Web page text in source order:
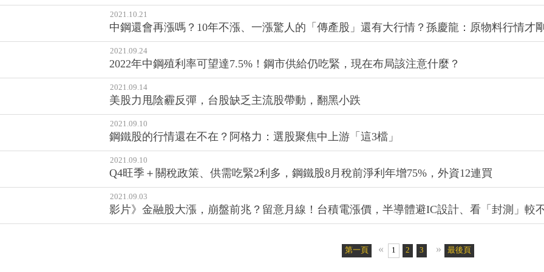
2021.10.21
中鋼還會再漲嗎？10年不漲、一漲驚人的「傳產股」還有大行情？孫慶龍：原物料行情才
2021.09.24
2022年中鋼殖利率可望達7.5%！鋼市供給仍吃緊，現在布局該注意什麼？
2021.09.14
美股力甩陰霾反彈，台股缺乏主流股帶動，翻黑小跌
2021.09.10
鋼鐵股的行情還在不在？阿格力：選股聚焦中上游「這3檔」
2021.09.10
Q4旺季＋關稅政策、供需吃緊2利多，鋼鐵股8月稅前淨利年增75%，外資12連買
2021.09.03
影片》金融股大漲，崩盤前兆？留意月線！台積電漲價，半導體避IC設計、看「封測」較
第一頁 « 1 2 3 4» 最後頁